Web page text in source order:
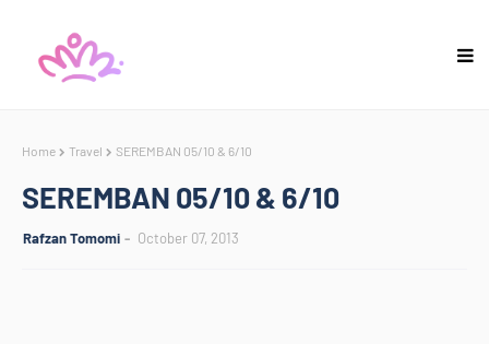
Home Travel SEREMBAN 05/10 & 6/10
SEREMBAN 05/10 & 6/10
Rafzan Tomomi October 07, 2013